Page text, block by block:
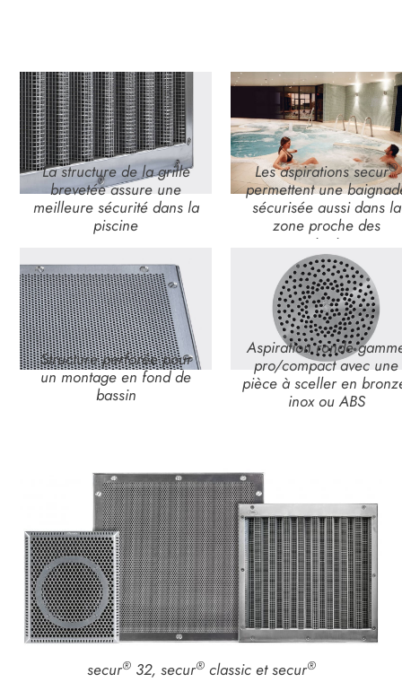
La structure de la grille
brevetée assure une
meilleure sécurité dans la
piscine
Les aspirations secur®
permettent une
sécurisée aussi dans la
zone proche des
aspirations
Structure perforée pour
un montage en fond de
bassin
Aspiration ronde
pro/­compact avec une
pièce à sceller en
inox ou ABS
secur®32, secur®classic et secur®